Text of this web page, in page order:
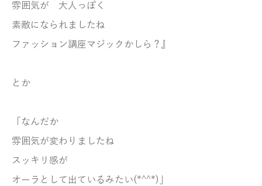
雰囲気が 大人っぽく
素敵になられましたね
ファッション講座マジックかしら？』
とか
「なんだか
雰囲気が変わりましたね
スッキリ感が
オーラとして 出ているみたい(*^^*)」